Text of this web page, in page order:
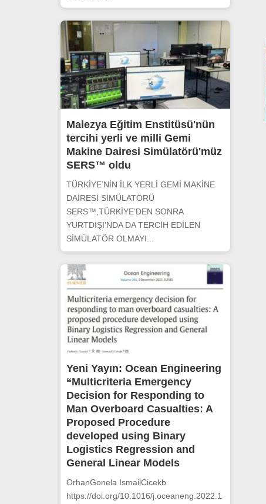
Malezya Eğitim Enstitüsü'nün
tercihi yerli ve milli Gemi
Makine Dairesi Simülatörü'müz
SERS™ oldu
TÜRKİYE’NİN İLK YERLİ GEMİ MAKİNE
DAİRESİ SİMÜLATÖRÜ
SERS™,TÜRKİYE’DEN SONRA
YURTDIŞI’NDA DA TERCİH EDİLEN
SİMÜLATÖR OLMAYI...
Yeni Yayın: Ocean Engineering
“Multicriteria Emergency
Decision for Responding to
Man Overboard Casualties: A
Proposed Procedure
developed using Binary
Logistics Regression and
General Linear Models
OrhanGonela IsmailCicekb
https://doi.org/10.1016/j.oceaneng.2022.1